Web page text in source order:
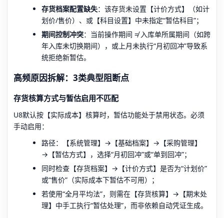
存货档案配置缺失：该存货未设置【计价方式】（如计
划价/售价）、或【科目设置】中未指定“暂估科目”；
期间控制冲突：当前操作期间 ≠ 入库单所属期间（如跨
年入库未切换期间），或上月未执行“月初回冲”导致系
统拒绝新暂估。
高频原因拆解：3类典型阻断点
存货核算方式与暂估启用不匹配
U8默认按【实际成本】核算时，暂估功能处于禁用状态。必须
手动启用：
路径：【系统管理】→【基础档案】→【采购管理】
→【暂估方式】，选择“月初回冲”或“单到回冲”；
同时检查【存货档案】→【计价方式】是否为“计划价”
或“售价”（实际成本下暂估不可用）；
若使用“全月平均法”，则需在【存货核算】→【期末处
理】中手工执行“暂估处理”，而非依赖自动凭证生成。